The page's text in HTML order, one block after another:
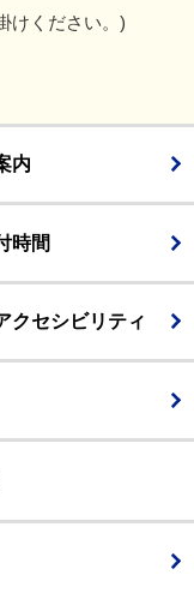
けください。)
内
時間
クセシビリティ